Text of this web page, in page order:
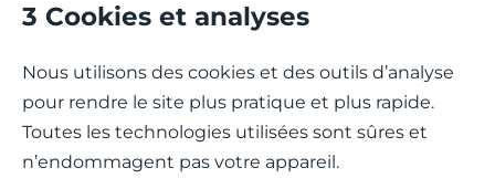
3 Cookies et analyses
Nous utilisons des cookies et des outils d’analyse
pour rendre le site plus pratique et plus rapide.
Toutes les technologies utilisées sont sûres et
n’endommagent pas votre appareil.